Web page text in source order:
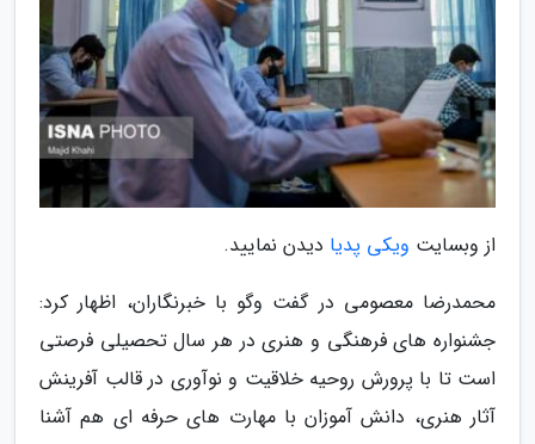
از وبسایت ویکی پدیا دیدن نمایید.
محمدرضا معصومی در گفت وگو با خبرنگاران، اظهار کرد:
جشنواره های فرهنگی و هنری در هر سال تحصیلی فرصتی
است تا با پرورش روحیه خلاقیت و نوآوری در قالب آفرینش
آثار هنری، دانش آموزان با مهارت های حرفه ای هم آشنا